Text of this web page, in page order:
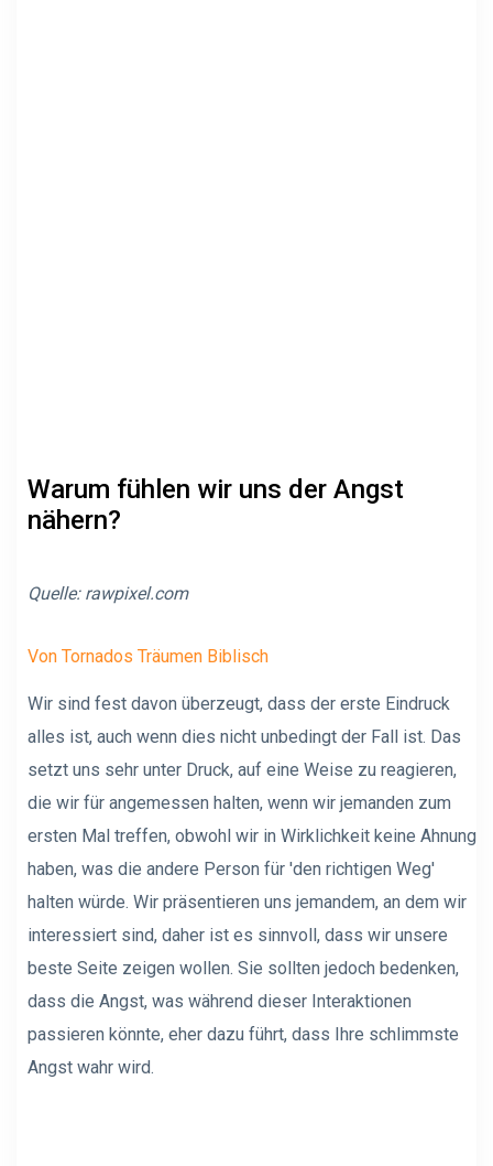
Warum fühlen wir uns der Angst
nähern?
Quelle: rawpixel.com
Von Tornados Träumen Biblisch
Wir sind fest davon überzeugt, dass der erste Eindruck
alles ist, auch wenn dies nicht unbedingt der Fall ist. Das
setzt uns sehr unter Druck, auf eine Weise zu reagieren,
die wir für angemessen halten, wenn wir jemanden zum
ersten Mal treffen, obwohl wir in Wirklichkeit keine Ahnung
haben, was die andere Person für 'den richtigen Weg'
halten würde. Wir präsentieren uns jemandem, an dem wir
interessiert sind, daher ist es sinnvoll, dass wir unsere
beste Seite zeigen wollen. Sie sollten jedoch bedenken,
dass die Angst, was während dieser Interaktionen
passieren könnte, eher dazu führt, dass Ihre schlimmste
Angst wahr wird.